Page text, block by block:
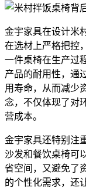
金宇家具在设计米
在选材上严格把控
一件桌椅在生产过
产品的耐用性，通
用寿命，从而减少
念，不仅体现了对
营成本。
金宇家具还特别注
沙发和餐饮桌椅可
省空间，又避免了
的个性化需求，还